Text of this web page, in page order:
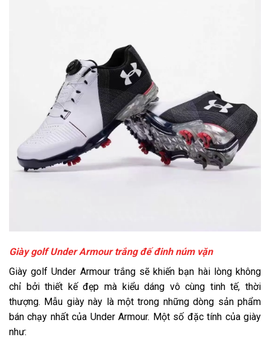
Giày golf Under Armour trắng đế đinh núm vặn
Giày golf Under Armour trắng sẽ khiến bạn hài lòng không
chỉ bởi thiết kế đẹp mà kiểu dáng vô cùng tinh tế, thời
thượng. Mẫu giày này là một trong những dòng sản phẩm
bán chạy nhất của Under Armour. Một số đặc tính của giày
như: